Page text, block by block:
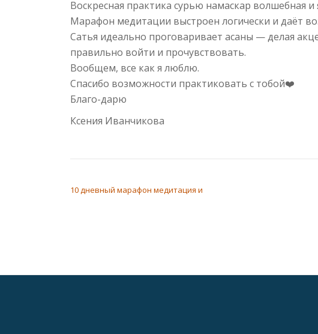
Воскресная практика сурью намаскар волшебная
Марафон медитации выстроен логически и даёт
Сатья идеально проговаривает асаны — делая
правильно войти и прочувствовать.
Вообщем, все как я люблю.
Спасибо возможности практиковать с тобой❤️
Благо-дарю
Ксения Иванчикова
10 дневный марафон медитация и